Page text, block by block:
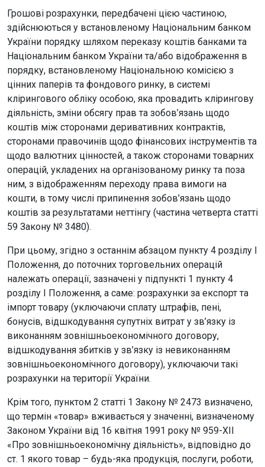
Грошові розрахунки, передбачені цією частиною,
здійснюються у встановленому Національним банком
України порядку шляхом переказу коштів банками та
Національним банком України та/або відображення в
порядку, встановленому Національною комісією з
цінних паперів та фондового ринку, в системі
клірингового обліку особою, яка провадить клірингову
діяльність, зміни обсягу прав та зобов’язань щодо
коштів між сторонами деривативних контрактів,
сторонами правочинів щодо фінансових інструментів та
щодо валютних цінностей, а також сторонами товарних
операцій, укладених на організованому ринку та поза
ним, з відображенням переходу права вимоги на
кошти, в тому числі припинення зобов’язань щодо
коштів за результатами неттінгу (частина четверта статті
59 Закону № 3480).
При цьому, згідно з останнім абзацом пункту 4 розділу І
Положення, до поточних торговельних операцій
належать операції, зазначені у підпункті 1 пункту 4
розділу I Положення, а саме: розрахунки за експорт та
імпорт товару (уключаючи сплату штрафів, пені,
бонусів, відшкодування супутніх витрат у зв’язку із
виконанням зовнішньоекономічного договору,
відшкодування збитків у зв’язку із невиконанням
зовнішньоекономічного договору), уключаючи такі
розрахунки на території України.
Крім того, пунктом 2 статті 1 Закону № 2473 визначено,
що термін «товар» вживається у значенні, визначеному
Законом України від 16 квітня 1991 року № 959-XII
«Про зовнішньоекономічну діяльність», відповідно до
ст. 1 якого товар – будь-яка продукція, послуги, роботи,